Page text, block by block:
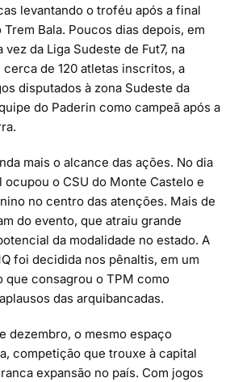
levantando o troféu após a final
Bala. Poucos dias depois, em
da Liga Sudeste de Fut7, na
de 120 atletas inscritos, a
disputados à zona Sudeste da
do Paderin como campeã após a
mais o alcance das ações. No dia
ocupou o CSU do Monte Castelo e
no centro das atenções. Mais de
do evento, que atraiu grande
da modalidade no estado. A
foi decidida nos pênaltis, em um
consagrou o TPM como
das arquibancadas.
dezembro, o mesmo espaço
competição que trouxe à capital
expansão no país. Com jogos